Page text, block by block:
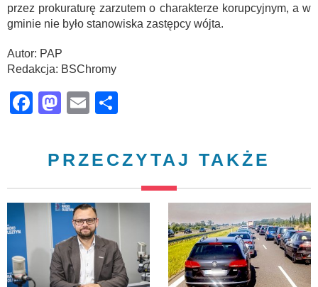
przez prokuraturę zarzutem o charakterze korupcyjnym, a w
gminie nie było stanowiska zastępcy wójta.
Autor: PAP
Redakcja: BSChromy
Facebook
Mastodon
Email
PRZECZYTAJ TAKŻE